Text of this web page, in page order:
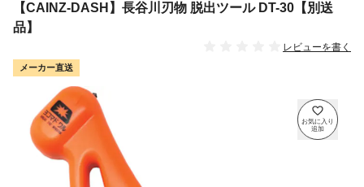
【CAINZ-DASH】長谷川刃物 脱出ツール DT-30【別送
品】
レビューを書く
メーカー直送